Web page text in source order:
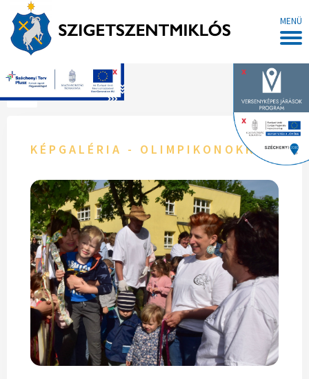
MENÜ
x
x
x
Főoldal
KÉPGALÉRIA - OLIMPIKONOKKAL